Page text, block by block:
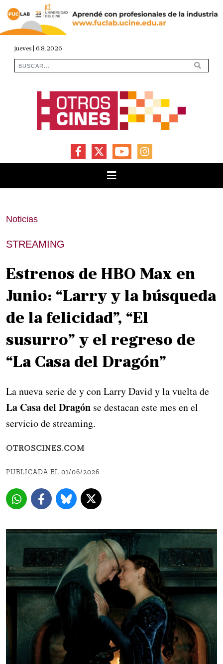
jueves | 6.8.2026
FACEBOOKYOUTUBEINSTAGRAM
Noticias
STREAMING
Estrenos de HBO Max en
Junio: “Larry y la búsqueda
de la felicidad”, “El
susurro” y el regreso de
“La Casa del Dragón”
La nueva serie de y con Larry David y la vuelta de
La Casa del Dragón se destacan este mes en el
servicio de streaming.
OTROSCINES.COM
PUBLICADA EL 01/06/2026